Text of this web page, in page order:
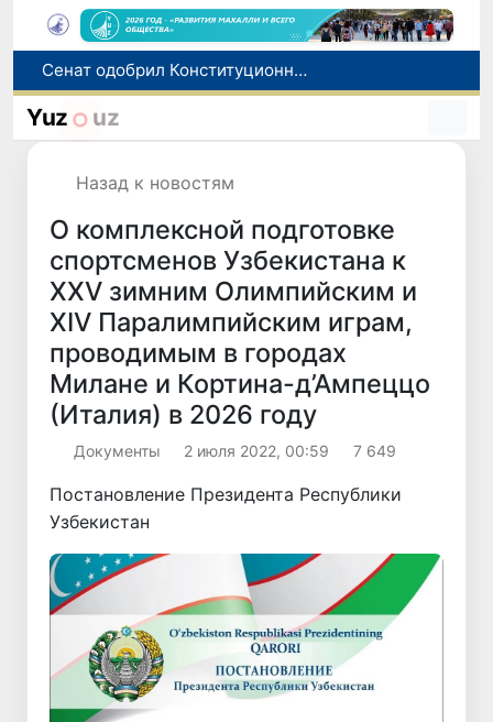
Сенат одобрил Конституционный закон о правовом статусе Администрации Президента Республики Узбекистан
В Ташкенте задержали подозреваемых в распространении крупной партии наркотиков
В Узбекистане упростят назначение пенсий по инвалидности
Yuz uz
Назад к новостям
О комплексной подготовке
спортсменов Узбекистана к
XXV зимним Олимпийским и
XIV Паралимпийским играм,
проводимым в городах
Милане и Кортина-д’Ампеццо
(Италия) в 2026 году
Документы 2 июля 2022, 00:59 7 649
Постановление Президента Республики
Узбекистан